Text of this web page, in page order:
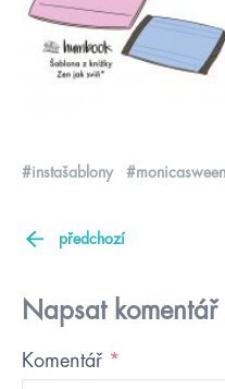
#instašablony
předchozí
Napsat komentář
Komentář *